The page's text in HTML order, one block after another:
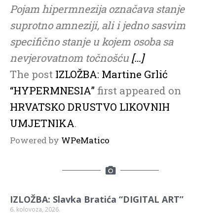
Pojam hipermnezija označava stanje
suprotno amneziji, ali i jedno sasvim
specifično stanje u kojem osoba sa
nevjerovatnom točnošću […]
The post IZLOŽBA: Martine Grlić
“HYPERMNESIA” first appeared on
HRVATSKO DRUSTVO LIKOVNIH
UMJETNIKA.
Powered by WPeMatico
IZLOŽBA: Slavka Bratića “DIGITAL ART”
6. kolovoza, 2026.